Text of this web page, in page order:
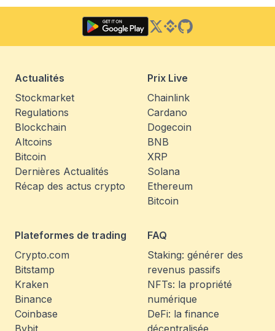
TwitterBinance Square
GitHub
Actualités
Stockmarket
Regulations
Blockchain
Altcoins
Bitcoin
Dernières Actualités
Récap des actus crypto
Prix Live
Chainlink
Cardano
Dogecoin
BNB
XRP
Solana
Ethereum
Bitcoin
Plateformes de trading
Crypto.com
Bitstamp
Kraken
Binance
Coinbase
Bybit
FAQ
Staking: générer des
revenus passifs
NFTs: la propriété
numérique
DeFi: la finance
décentralisée